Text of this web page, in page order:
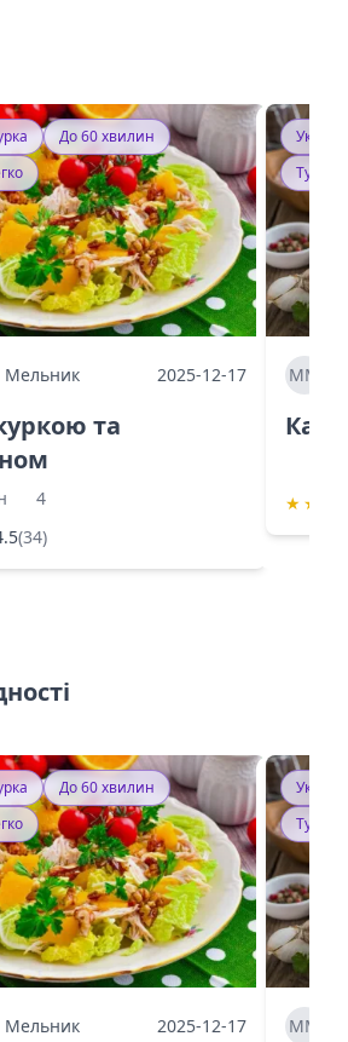
До 60 хвилин
2025-12-17
та
4
(34)
ММ
★ ★
До 60 хвилин
2025-12-17 ММ